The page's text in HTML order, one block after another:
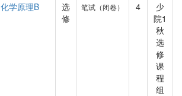
化学原理B
选
修
笔试（闭卷） 4
少
院1
秋
选
修
课
程
组